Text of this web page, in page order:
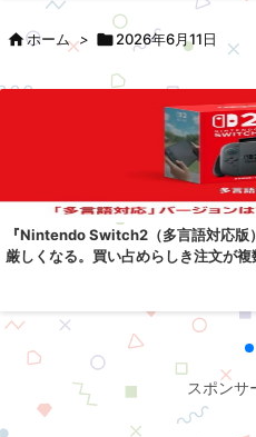
ホーム > 2026年6月11日
『Nintendo Switch2（多言語対応
厳しくなる。買い占めらしき注文が
スポンサ